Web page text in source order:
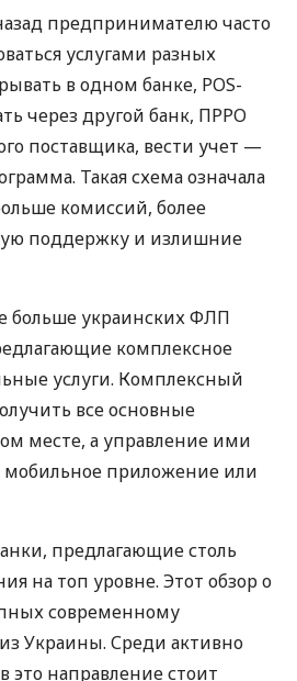
предпринимателю часто
услугами разных
в одном банке, POS-
через другой банк, ПРРО
поставщика, вести учет —
Такая схема означала
комиссий, более
поддержку и излишние
больше украинских ФЛП
комплексное
услуги. Комплексный
все основные
месте, а управление ими
мобильное приложение или
предлагающие столь
на топ уровне. Этот обзор о
современному
Украины. Среди активно
это направление стоит